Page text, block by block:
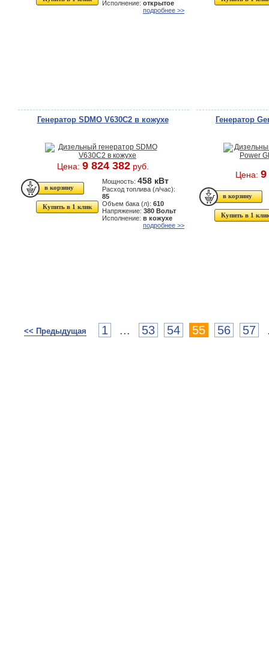
Исполнение: открытое
подробнее >>
Генератор SDMO V630C2 в кожухе
Цена: 9 824 382руб.
Купить в 1 клик
Мощность: 458 кВт
Расход топлива (л/час):
85
Объем бака (л): 610
Напряжение: 380 Вольт
Исполнение: в кожухе
подробнее >>
Генератор
Цена: 9
Купить в 1
<< Предыдущая 1 ... 53 54 55 56 57